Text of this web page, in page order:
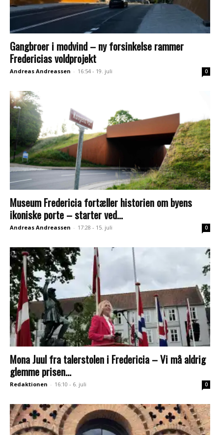
Gangbroer i modvind – ny forsinkelse rammer
Fredericias voldprojekt
Andreas Andreassen - 16:54 - 19. juli 0
Museum Fredericia fortæller historien om byens
ikoniske porte – starter ved...
Andreas Andreassen - 17:28 - 15. juli 0
Mona Juul fra talerstolen i Fredericia – Vi må aldrig
glemme prisen...
Redaktionen - 16:10 - 6. juli 0